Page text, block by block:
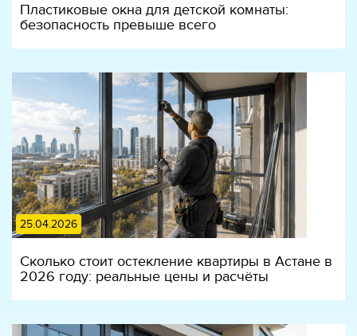
Пластиковые окна для детской комнаты:
безопасность превыше всего
25.04.2026
Сколько стоит остекление квартиры в Астане в
2026 году: реальные цены и расчёты